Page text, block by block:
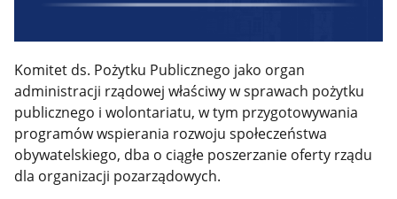
Komitet ds. Pożytku Publicznego jako organ
administracji rządowej właściwy w sprawach pożytku
publicznego i wolontariatu, w tym przygotowywania
programów wspierania rozwoju społeczeństwa
obywatelskiego, dba o ciągłe poszerzanie oferty rządu
dla organizacji pozarządowych.